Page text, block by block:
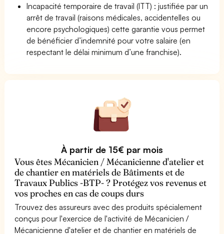
Incapacité temporaire de travail (ITT) : justifiée par un
arrêt de travail (raisons médicales, accidentelles ou
encore psychologiques) cette garantie vous permet
de bénéficier d’indemnité pour votre salaire (en
respectant le délai minimum d’une franchise).
À partir de 15€ par mois
Vous êtes Mécanicien / Mécanicienne d'atelier et
de chantier en matériels de Bâtiments et de
Travaux Publics -BTP- ? Protégez vos revenus et
vos proches en cas de coups durs
Trouvez des assureurs avec des produits spécialement
conçus pour l'exercice de l'activité de Mécanicien /
Mécanicienne d'atelier et de chantier en matériels de